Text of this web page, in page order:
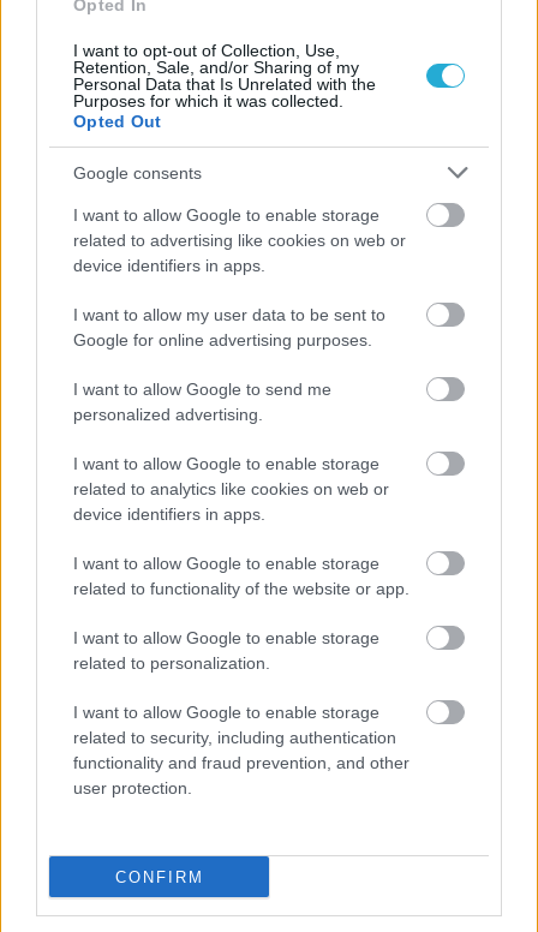
Opted In
I want to opt-out of Collection, Use,
Retention, Sale, and/or Sharing of my
Personal Data that Is Unrelated with the
Purposes for which it was collected.
Opted Out
Google consents
I want to allow Google to enable storage
related to advertising like cookies on web or
device identifiers in apps.
I want to allow my user data to be sent to
Google for online advertising purposes.
I want to allow Google to send me
personalized advertising.
I want to allow Google to enable storage
related to analytics like cookies on web or
device identifiers in apps.
I want to allow Google to enable storage
related to functionality of the website or app.
I want to allow Google to enable storage
related to personalization.
I want to allow Google to enable storage
related to security, including authentication
functionality and fraud prevention, and other
user protection.
CONFIRM
ΡΟΗ ΕΙΔΗΣΕΩΝ
08/08/2026
παρουσία των Εθνικών ομάδων
07/08/2026
«Αντίο» με ήττα για τις διεθνείς μας στο τουρνουά του
06/08/2026
στην Ιταλία Β’
06/08/2026
Η FIVB σχεδιάζει να διοργανώσει το Παγκόσμιο
Πρωτάθλημα τον Δεκέμβριο – Αντιδρούν οι σύλλογοι
06/08/2026
Έτοιμη για… υψηλές πτήσεις η Μπενφίκα του Ψάρρα
με τον «Ιπτάμενο Ολλανδό» Βίλτενμπουργκ
Ισόπαλο το πρωτο φιλικό τεστ της Εθνικής στο
Ουρμπίνο